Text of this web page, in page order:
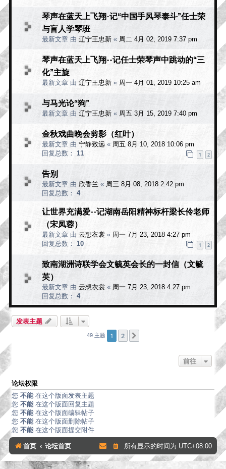
琴声在蓝天上飞翔-记“中国手风琴泰斗”任士荣
与盲人学琴班
最新文章 由 辽宁王忠新 « 周二 4月 02, 2019 7:37 pm
琴声在蓝天上飞翔--记任士荣琴声中跳动的“三
化”主旋
最新文章 由 辽宁王忠新 « 周一 4月 01, 2019 10:25 am
与马光论“狗”
最新文章 由 辽宁王忠新 « 周五 3月 15, 2019 7:40 pm
金秋戏曲晚会剪影（红叶）
最新文章 由 宁静致远 « 周五 8月 10, 2018 10:06 pm
回复总数： 11 1 2
告别
最新文章 由 欣香兰 « 周三 8月 08, 2018 2:42 pm
回复总数： 4
让世界充满爱--记湖南岳阳精神标杆梁长伶老师
（宋凤蓉）
最新文章 由 云想衣裳 « 周一 7月 23, 2018 4:27 pm
回复总数： 10 1 2
致南湖洲诗联学会文毓英会长的一封信（文毓
英）
最新文章 由 云想衣裳 « 周一 7月 23, 2018 4:27 pm
回复总数： 4
发表主题
49 主题 1 2
前往
论坛权限
您 不能 在这个版面发表主题
您 不能 在这个版面回复主题
您 不能 在这个版面编辑帖子
您 不能 在这个版面删除帖子
您 不能 在这个版面提交附件
首页 论坛首页 所有显示的时间为 UTC+08:00